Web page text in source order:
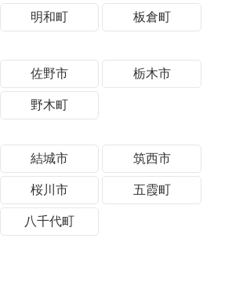
明和町 板倉町
佐野市 栃木市
野木町
結城市 筑西市
桜川市 五霞町
八千代町